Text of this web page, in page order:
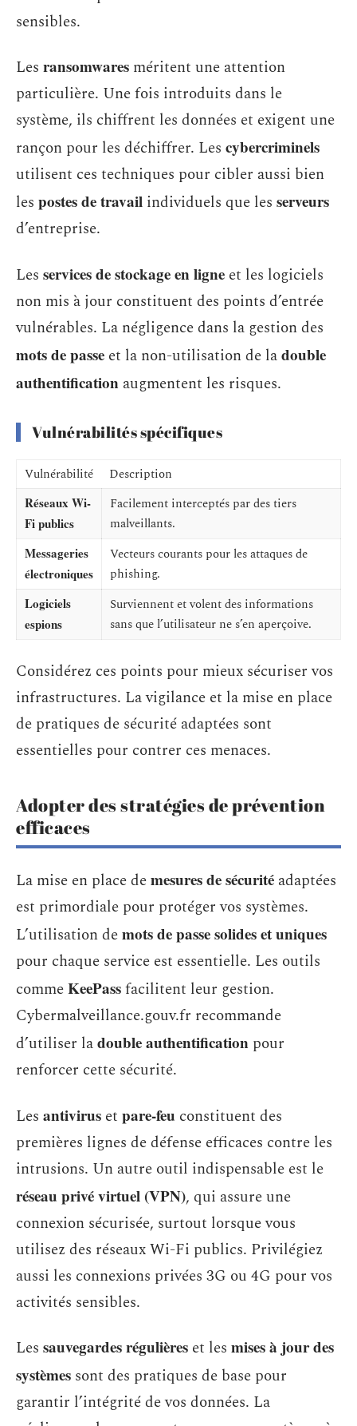
sensibles.
Les ransomwares méritent une attention
particulière. Une fois introduits dans le
système, ils chiffrent les données et exigent une
rançon pour les déchiffrer. Les cybercriminels
utilisent ces techniques pour cibler aussi bien
les postes de travail individuels que les serveurs
d’entreprise.
Les services de stockage en ligne et les logiciels
non mis à jour constituent des points d’entrée
vulnérables. La négligence dans la gestion des
mots de passe et la non-utilisation de ladouble
authentification augmentent les risques.
Vulnérabilités spécifiques
Vulnérabilité Description
Réseaux Wi-
Fi publics
Facilement interceptés par des tiers
malveillants.
Messageries
électroniques
Vecteurs courants pour les attaques de
phishing.
Logiciels
espions
Surviennent et volent des informations
sans que l’utilisateur ne s’en aperçoive.
Considérez ces points pour mieux sécuriser vos
infrastructures. La vigilance et la mise en place
de pratiques de sécurité adaptées sont
essentielles pour contrer ces menaces.
Adopter des stratégies de prévention
efficaces
La mise en place demesures de sécurité adaptées
est primordiale pour protéger vos systèmes.
L’utilisation demots de passe solides et uniques
pour chaque service est essentielle. Les outils
commeKeePassfacilitent leur gestion.
Cybermalveillance.gouv.fr recommande
d’utiliser ladouble authentification pour
renforcer cette sécurité.
Les antivirus et pare-feu constituent des
premières lignes de défense efficaces contre les
intrusions. Un autre outil indispensable est le
réseau privé virtuel (VPN), qui assure une
connexion sécurisée, surtout lorsque vous
utilisez des réseaux Wi-Fi publics. Privilégiez
aussi les connexions privées 3G ou 4G pour vos
activités sensibles.
Les sauvegardes régulières et les mises à jour des
systèmes sont des pratiques de base pour
garantir l’intégrité de vos données. La